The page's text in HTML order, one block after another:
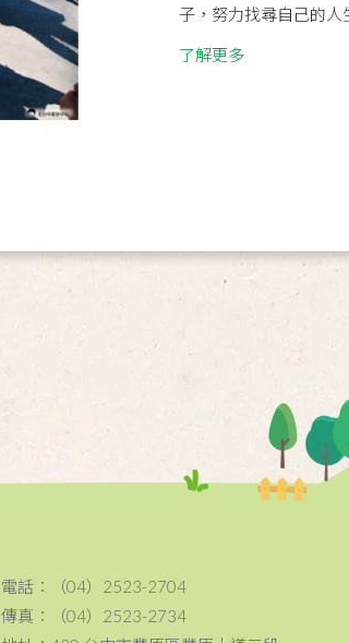
子，努力找尋自己的人
了解更多
電話：（04）2523-2704
傳真：（04）2523-2734